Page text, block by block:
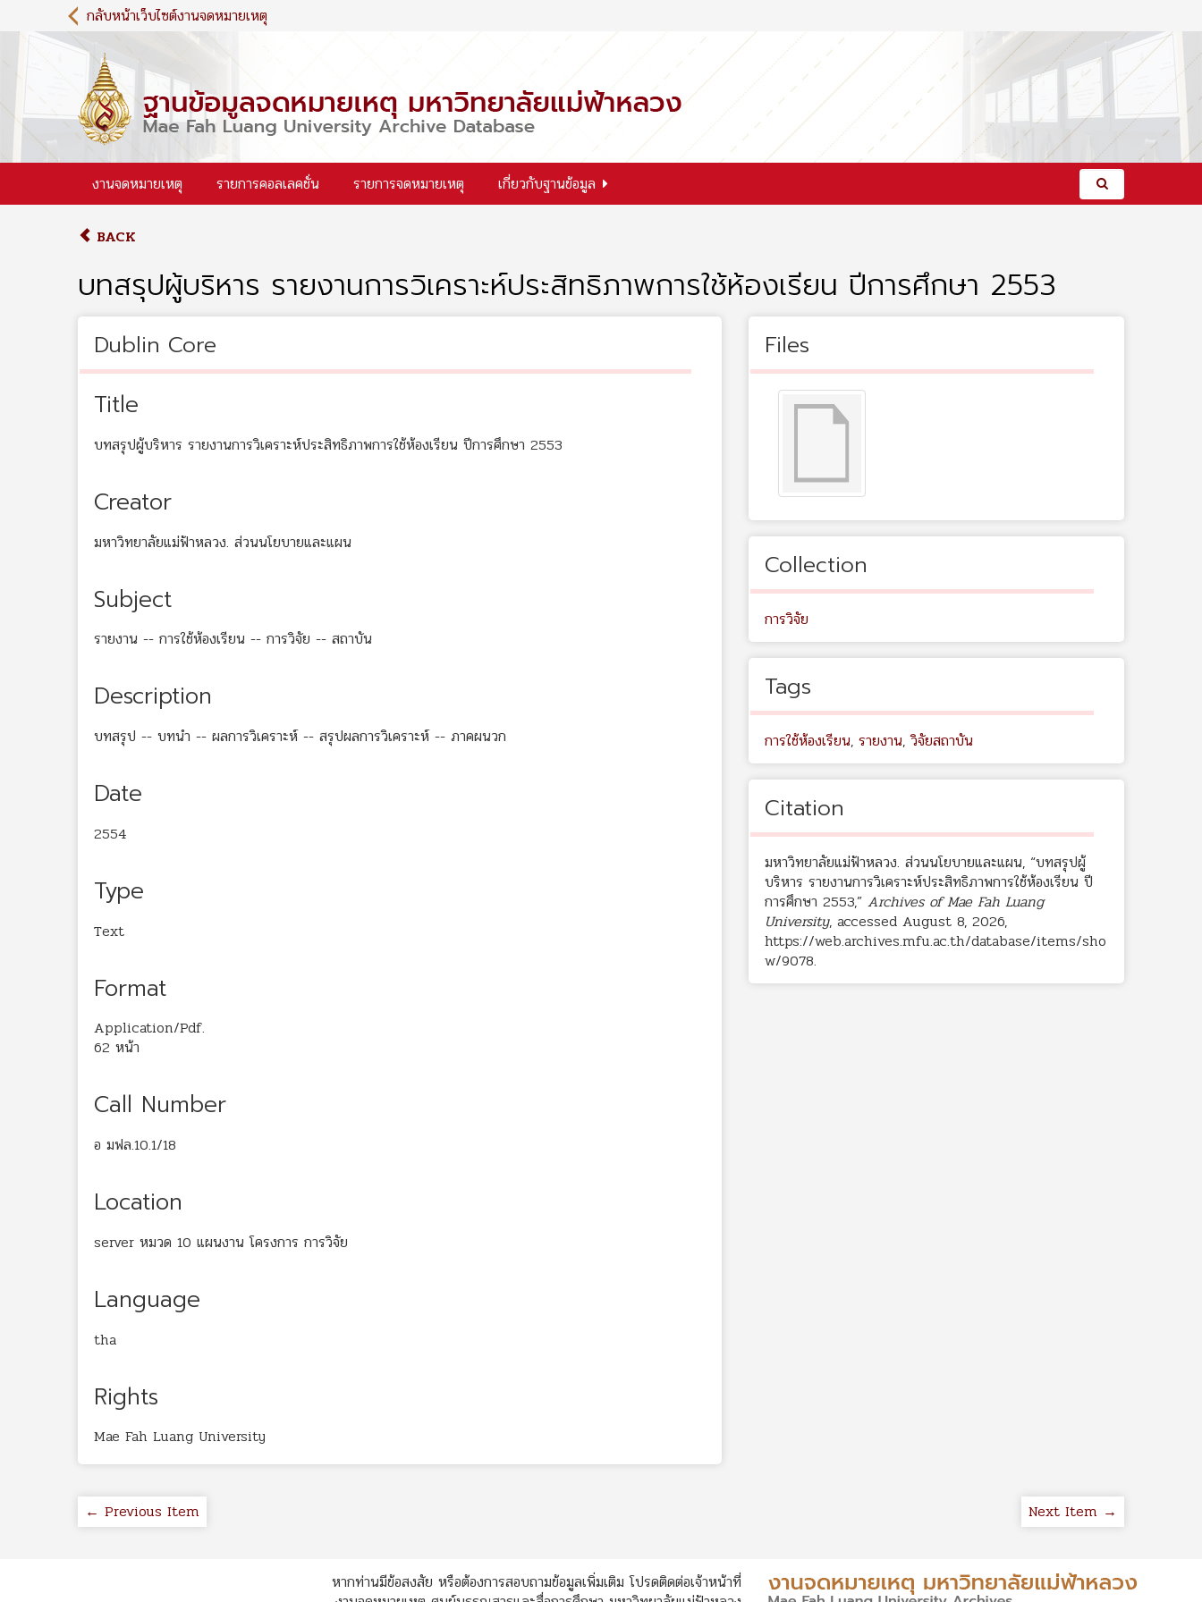
i
c
กลับหน้าเว็บไซต์งานจดหมายเหตุ
งานจดหมายเหตุ รายการคอลเลคชั่น รายการจดหมายเหตุ เกี่ยวกับฐานข้อมูล
BACK
บทสรุปผู้บริหาร รายงานการวิเคราะห์ประสิทธิภาพการใช้ห้องเรียน ปีการศึกษา 2553
Dublin Core
Title
บทสรุปผู้บริหาร รายงานการวิเคราะห์ประสิทธิภาพการใช้ห้องเรียน ปีการศึกษา 2553
Creator
มหาวิทยาลัยแม่ฟ้าหลวง. ส่วนนโยบายและแผน
Subject
รายงาน -- การใช้ห้องเรียน -- การวิจัย -- สถาบัน
Description
บทสรุป -- บทนำ -- ผลการวิเคราะห์ -- สรุปผลการวิเคราะห์ -- ภาคผนวก
Date
2554
Type
Text
Format
Application/Pdf.
62 หน้า
Call Number
อ มฟล.10.1/18
Location
server หมวด 10 แผนงาน โครงการ การวิจัย
Language
tha
Rights
Mae Fah Luang University
Files
Collection
การวิจัย
Tags
การใช้ห้องเรียน, รายงาน,วิจัยสถาบัน
Citation
มหาวิทยาลัยแม่ฟ้าหลวง. ส่วนนโยบายและแผน, “บทสรุปผู้
บริหาร รายงานการวิเคราะห์ประสิทธิภาพการใช้ห้องเรียน ปี
การศึกษา 2553,” Archives of Mae Fah Luang
University, accessed August 8, 2026,
https://web.archives.mfu.ac.th/database/items/sho
w/9078.
← Previous Item Next Item →
หากท่านมีข้อสงสัย หรือต้องการสอบถามข้อมูลเพิ่มเติม โปรดติดต่อเจ้าหน้าที่